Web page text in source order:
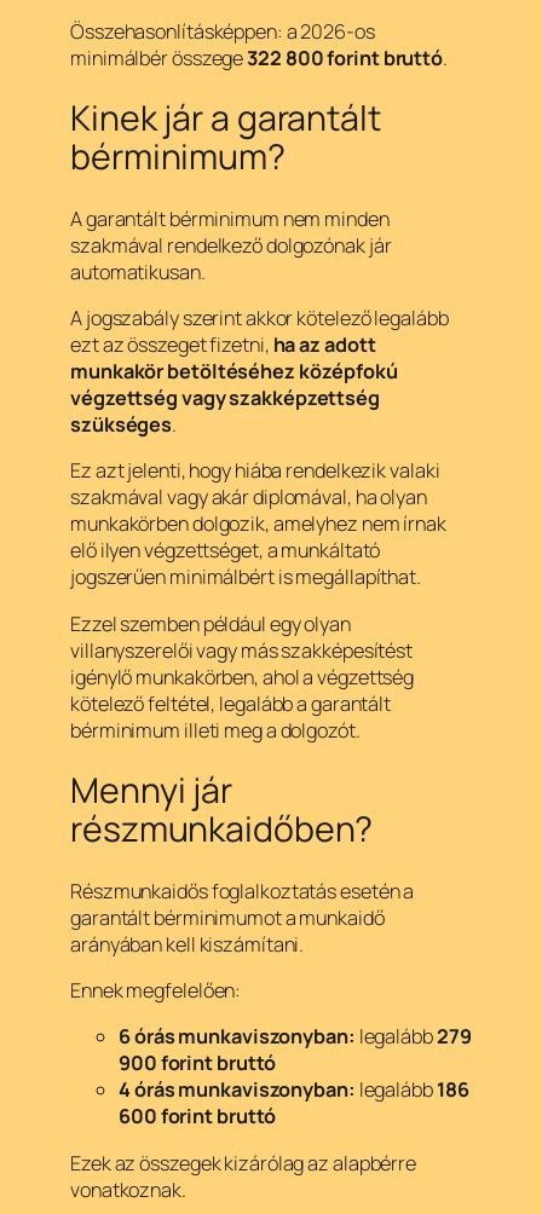
Összehasonlításképpen: a 2026-os
minimálbér összege322 800 forint bruttó.
Kinek jár a garantált
bérminimum?
A garantált bérminimum nem minden
szakmával rendelkező dolgozónak jár
automatikusan.
A jogszabály szerint akkor kötelező legalább
ezt az összeget fizetni, ha az adott
munkakör betöltéséhez középfokú
végzettség vagy szakképzettség
szükséges.
Ez azt jelenti, hogy hiába rendelkezik valaki
szakmával vagy akár diplomával, ha olyan
munkakörben dolgozik, amelyhez nem írnak
elő ilyen végzettséget, a munkáltató
jogszerűen minimálbért is megállapíthat.
Ezzel szemben például egy olyan
villanyszerelői vagy más szakképesítést
igénylő munkakörben, ahol a végzettség
kötelező feltétel, legalább a garantált
bérminimum illeti meg a dolgozót.
Mennyi jár
részmunkaidőben?
Részmunkaidős foglalkoztatás esetén a
garantált bérminimumot a munkaidő
arányában kell kiszámítani.
Ennek megfelelően:
6 órás munkaviszonyban: legalább279
900 forint bruttó
4 órás munkaviszonyban: legalább186
600 forint bruttó
Ezek az összegek kizárólag az alapbérre
vonatkoznak.